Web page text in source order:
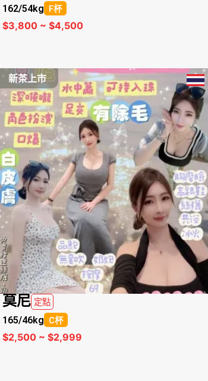
162/54kg F杯
$3,800 ~ $4,500
新茶上市
莫尼 定點
165/46kg C杯
$2,500 ~ $2,999